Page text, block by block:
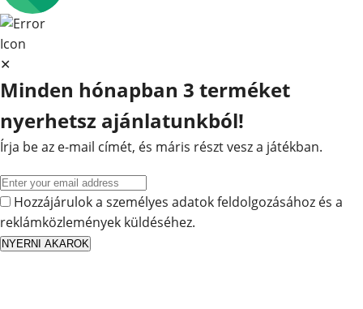
✕
Minden hónapban 3 terméket
nyerhetsz ajánlatunkból!
Írja be az e-mail címét, és máris részt vesz a játékban.
Hozzájárulok a személyes adatok feldolgozásához és a
reklámközlemények küldéséhez.